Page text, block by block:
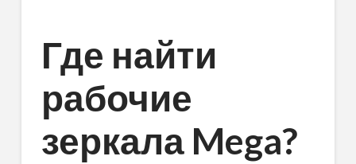
Где найти
рабочие
зеркала Mega?